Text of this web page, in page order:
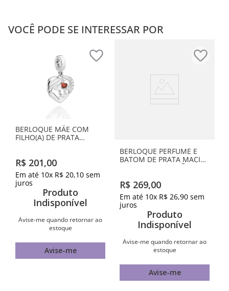
VOCÊ PODE SE INTERESSAR POR
BERLOQUE MÃE COM
FILHO(A) DE PRATA
R$ 201,00
Em até 10x R$ 20,10 sem
juros
Produto
Indisponível
Avise-me quando retornar ao
estoque
Avise-me
BERLOQUE PERFUME E
BATOM DE PRATA MACIÇA
925 COM APLICAÇÃO DE
R$ 269,00
Em até 10x R$ 26,90 sem
juros
Produto
Indisponível
Avise-me quando retornar ao
estoque
Avise-me